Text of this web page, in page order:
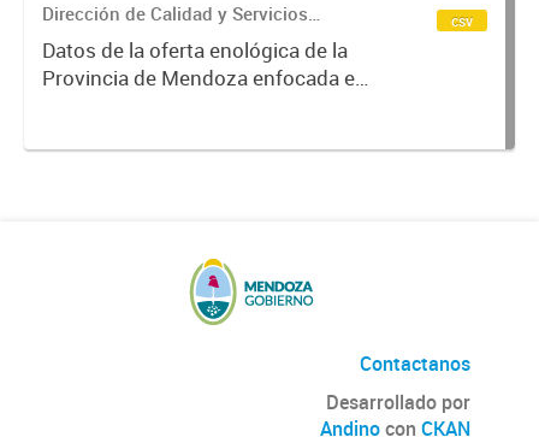
Dirección de Calidad y Servicios
Turísticos
Datos de la oferta enológica de la
Provincia de Mendoza enfocada en
y empresas relacionadas al turismo
csv
Contactanos
Desarrollado por
Andinocon CKAN